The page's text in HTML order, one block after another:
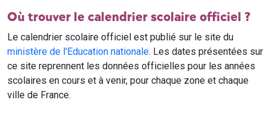
Où trouver le calendrier scolaire officiel ?
Le calendrier scolaire officiel est publié sur le site du
ministère de l'Education nationale. Les dates présentées sur
ce site reprennent les données officielles pour les années
scolaires en cours et à venir, pour chaque zone et chaque
ville de France.